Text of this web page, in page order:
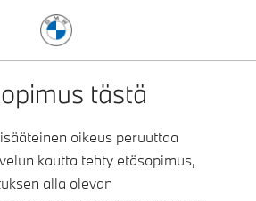
tästä
oikeus peruuttaa
kautta tehty etäsopimus,
alla olevan